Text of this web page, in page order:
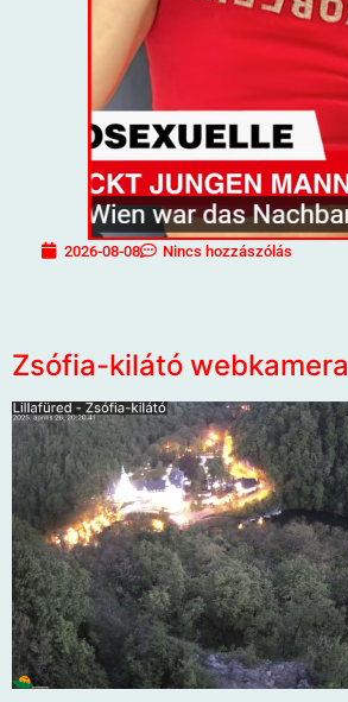
2026-08-08 Nincs hozzászólás
Zsófia-kilátó webkamera